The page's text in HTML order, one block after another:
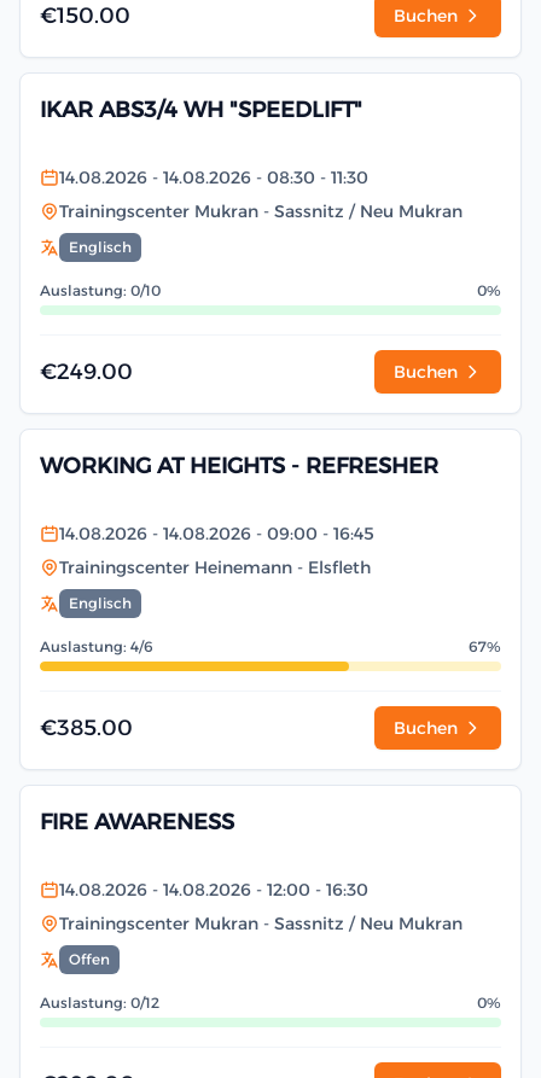
€150.00 Buchen
IKAR ABS3/4 WH "SPEEDLIFT"
14.08.2026 - 14.08.2026 - 08:30 - 11:30
Trainingscenter Mukran - Sassnitz / Neu Mukran
Englisch
Auslastung: 0/10 0%
€249.00 Buchen
WORKING AT HEIGHTS - REFRESHER
14.08.2026 - 14.08.2026 - 09:00 - 16:45
Trainingscenter Heinemann - Elsfleth
Englisch
Auslastung: 4/6 67%
€385.00 Buchen
FIRE AWARENESS
14.08.2026 - 14.08.2026 - 12:00 - 16:30
Trainingscenter Mukran - Sassnitz / Neu Mukran
Offen
Auslastung: 0/12 0%